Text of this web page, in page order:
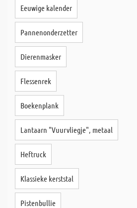
Eeuwige kalender
Pannenonderzetter
Dierenmasker
Flessenrek
Boekenplank
Lantaarn "Vuurvliegje", metaal
Heftruck
Klassieke kerststal
Pistenbullie